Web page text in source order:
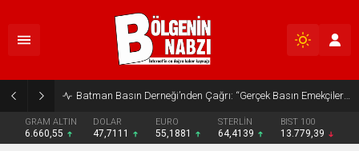
Batman Basın Derneği’nden Çağrı: “Gerçek Basın Emekçileri Desteklenmeli”
GRAM ALTIN
6.660,55
DOLAR
47,7111
EURO
55,1881
STERLİN
64,4139
BIST 100
13.779,39